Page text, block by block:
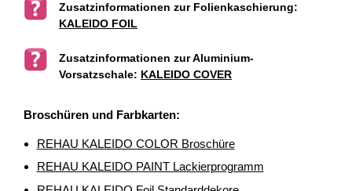
Zusatzinformationen zur Folienkaschierung:
KALEIDO FOIL
Zusatzinformationen zur Aluminium-
Vorsatzschale: KALEIDO COVER
Broschüren und Farbkarten:
REHAU KALEIDO COLOR Broschüre
REHAU KALEIDO PAINT Lackierprogramm